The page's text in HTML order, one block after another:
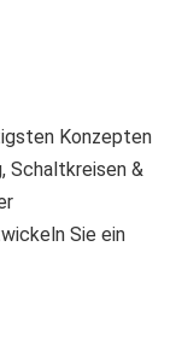
Konzepten
Schaltkreisen &
Sie ein